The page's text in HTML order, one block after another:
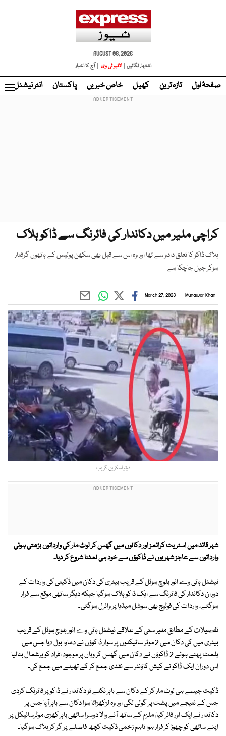
AUGUST 08, 2026
اشتہار لگائیں |
لائیو ٹی وی | آج کا اخبار
صفحۂ اول تازہ ترین کھیل خاص خبریں پاکستان انٹر نیشنل
کراچی ملیر میں دکاندار کی فائرنگ سے ڈاکو ہلاک
ہلاک ڈاکو کا تعلق دادو سے تھا اور وہ اس سے قبل بھی سکھن پولیس کے ہاتھوں گرفتار
ہوکر جیل جاچکا ہے
Munawar Khan
March 27, 2023
فوٹو اسکرین گریپ
شہر قائد میں اسٹریٹ کرائمز اور دکانوں میں گھس کر لوٹ مار کی وارداتوں بڑھتی ہوئی
وارداتوں سے عاجز شہریوں نے ڈاکوؤں سے خود ہی نمٹنا شروع کر دیا۔
نیشنل ہائی وے انور بلوچ ہوٹل کے قریب بیٹری کی دکان میں ڈکیتی کی واردات کے
دوران دکاندار کی فائرنگ سے ایک ڈاکو ہلاک ہوگیا جبکہ دیگر ساتھی موقع سے فرار
ہوگئے، واردات کی فوٹیج بھی سوشل میڈیا پر وائرل ہوگئی۔
تفصیلات کے مطابق ملیر سٹی کے علاقے نیشنل ہائی وے انور بلوچ ہوٹل کے قریب
بیٹری میں کی دکان میں 2 موٹر سائیکلوں پر سوار ڈاکوؤں نے دھاوا بول دیا جس میں
ہلمٹ پہنے ہوئے 2 ڈاکوؤں نے دکان میں گھس کر وہاں پر موجود افراد کو یرغمال بنالیا
اس دوران ایک ڈاکو نے کیش کاؤنٹر سے نقدی جمع کر کے تھیلے میں جمع کی۔
ڈکیت جیسے ہی لوٹ مار کر کے دکان سے باہر نکلے تو دکاندار نے ڈاکو پر فائرنگ کردی
جس کے نتیجے میں پشت پر گولی لگی اور وہ لڑکھڑاتا ہوا دکان سے باہر آیا جس پر
دکاندار نے ایک اور فائر کیا، ملزم کے ساتھ آنے والا دوسرا ساتھی باہر کھڑی موٹرسائیکل پر
اپنے ساتھی کو چھوڑ کر فرار ہوا تاہم زخمی ڈکیت کچھ فاصلے پر گر کر ہلاک ہوگیا۔